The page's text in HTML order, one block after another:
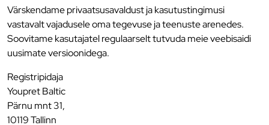
Värskendame privaatsusavaldust ja kasutustingimusi
vastavalt vajadusele oma tegevuse ja teenuste arenedes.
Soovitame kasutajatel regulaarselt tutvuda meie veebisaidi
uusimate versioonidega.
Registripidaja
Youpret Baltic
Pärnu mnt 31,
10119 Tallinn